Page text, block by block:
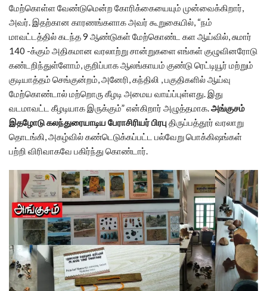
மேற்கொள்ள வேண்டுமென்ற கோரிக்கையையும் முன்வைக்கிறார்,
அவர். இதற்கான காரணங்களாக அவர் கூறுகையில், “நம்
மாவட்டத்தில் கடந்த 9 ஆண்டுகள் மேற்கொண்ட கள ஆய்வில், சுமார்
140 -க்கும் அதிகமான வரலாற்று சான்றுகளை எங்கள் குழுவினரோடு
கண்டறிந்துள்ளோம், குறிப்பாக ஆலங்காயம் குண்டு ரெட்டியூர் மற்றும்
குடியாத்தம் செங்குன்றம், அனேரி, கந்திலி , பகுதிகளில் ஆய்வு
மேற்கொண்டால் மற்றொரு கீழடி அமைய வாய்ப்புள்ளது. இது
வடமாவட்ட கீழடியாக இருக்கும்” என்கிறார் அழுத்தமாக.அங்குசம்
இதழோடு கலந்துரையாடிய பேராசிரியர் பிரபு திருப்பத்தூர் வரலாறு
தொடங்கி, அகழ்வில் கண்டெடுக்கப்பட்ட பல்வேறு பொக்கிஷங்கள்
பற்றி விரிவாகவே பகிர்ந்து கொண்டார்.